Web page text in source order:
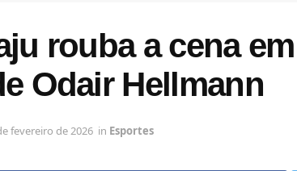
rouba a cena
Odair Hellmann
fevereiro de 2026 in Esportes